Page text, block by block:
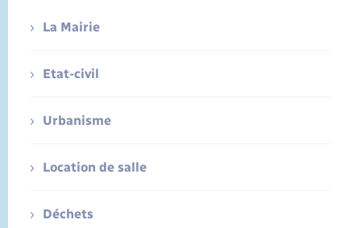
La Mairie
Etat-civil
Urbanisme
Location de salle
Déchets